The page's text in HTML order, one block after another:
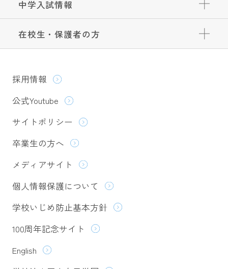
中学入試情報
在校生・保護者の方
採用情報
公式Youtube
サイトポリシー
卒業生の方へ
メディアサイト
個人情報保護について
学校いじめ防止基本方針
100周年記念サイト
English